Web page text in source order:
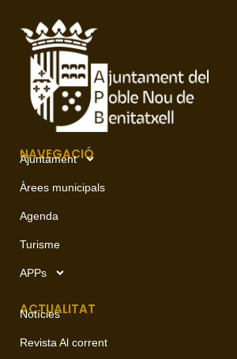
NAVEGACIÓ
Ajuntament
Àrees municipals
Agenda
Turisme
APPs
ACTUALITAT
Notícies
Revista Al corrent